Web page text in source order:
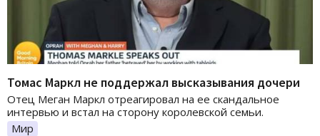
Томас Маркл не поддержал высказывания дочери
Отец Меган Маркл отреагировал на ее скандальное
интервью и встал на сторону королевской семьи.
Мир